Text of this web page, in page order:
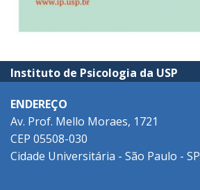
Instituto de Psicologia da USP
ENDEREÇO
Av. Prof. Mello Moraes, 1721
CEP 05508-030
Cidade Universitária - São Paulo - SP